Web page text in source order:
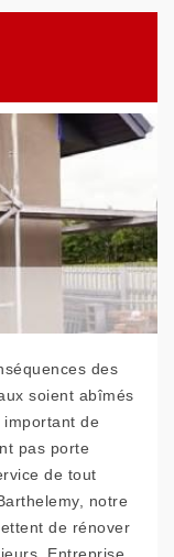
des
soient abîmés
de
pas porte
de tout
notre
de rénover